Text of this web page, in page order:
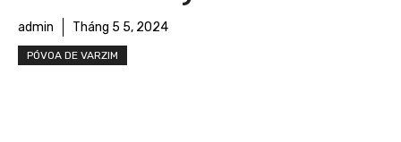
admin Tháng 5 5, 2024
PÓVOA DE VARZIM